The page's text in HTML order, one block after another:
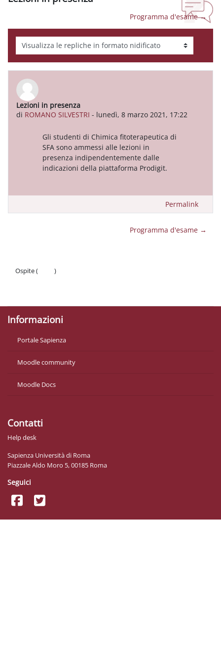
Programma d'esame →
Modalità visualizzazione
Lezioni in presenza
di ROMANO SILVESTRI - lunedì, 8 marzo 2021, 17:22
Numero di risposte: 0
Gli studenti di Chimica fitoterapeutica di
SFA sono ammessi alle lezioni in
presenza indipendentemente dalle
indicazioni della piattaforma Prodigit.
Permalink
Programma d'esame →
Ospite (
)
Informazioni
Portale Sapienza
Moodle community
Moodle Docs
Contatti
Help desk
Sapienza Università di Roma
Piazzale Aldo Moro 5, 00185 Roma
Seguici